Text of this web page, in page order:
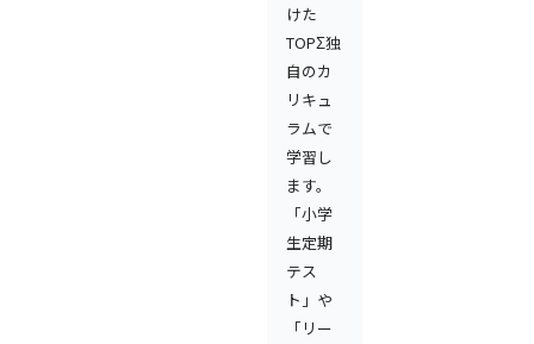
けた
TOPΣ独
自のカ
リキュ
ラムで
学習し
ます。
「小学
生定期
テス
ト」や
「リー